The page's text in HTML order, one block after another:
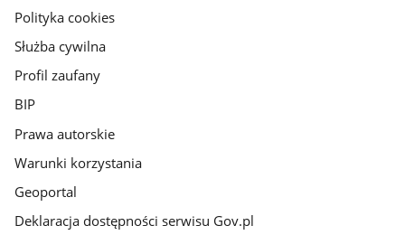
gov.pl
Polityka cookies
Służba cywilna
Profil zaufany
BIP
Prawa autorskie
Warunki korzystania
Geoportal
Deklaracja dostępności serwisu Gov.pl